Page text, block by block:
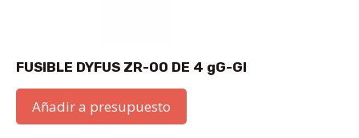
FUSIBLE DYFUS ZR-00 DE 4 gG-GI
Añadir a presupuesto